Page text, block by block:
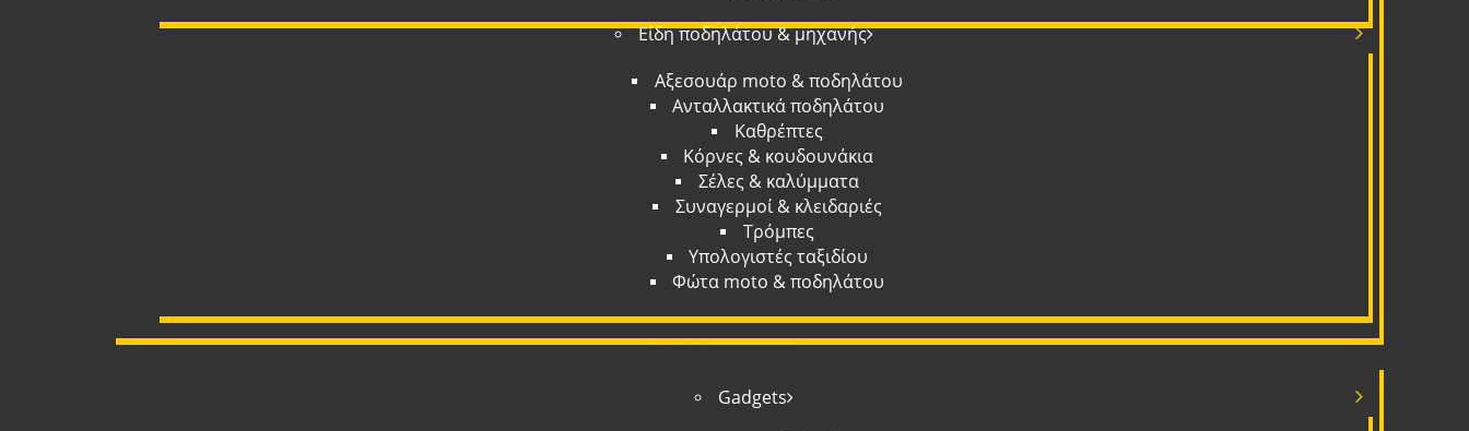
Είδη ποδηλάτου & μηχανής
Αξεσουάρ moto & ποδηλάτου
Ανταλλακτικά ποδηλάτου
Καθρέπτες
Κόρνες & κουδουνάκια
Σέλες & καλύμματα
Συναγερμοί & κλειδαριές
Τρόμπες
Υπολογιστές ταξιδίου
Φώτα moto & ποδηλάτου
ΤΕΧΝΟΛΟΓΙΑ
Gadgets